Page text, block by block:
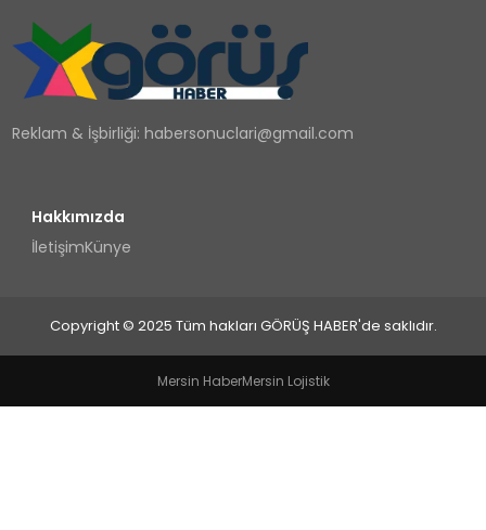
SPOR
TEKNOLOJI
YAŞAM
Reklam & İşbirliği:habersonuclari@gmail.com
Hakkımızda
İletişimKünye
Copyright © 2025 Tüm hakları GÖRÜŞ HABER'de saklıdır.
Mersin HaberMersin Lojistik